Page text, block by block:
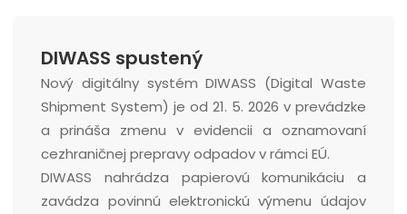
DIWASS spustený
Nový digitálny systém DIWASS (Digital Waste
Shipment System) je od 21. 5. 2026 v prevádzke
a prináša zmenu v evidencii a oznamovaní
cezhraničnej prepravy odpadov v rámci EÚ.
DIWASS nahrádza papierovú komunikáciu a
zavádza povinnú elektronickú výmenu údajov